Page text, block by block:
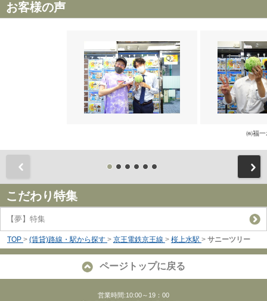
お客様の声
㈱福一
こだわり特集
【夢】特集
TOP > (賃貸)路線・駅から探す > 京王電鉄京王線 > 桜上水駅 > サニーツリー
ページトップに戻る
営業時間:10:00～19：00